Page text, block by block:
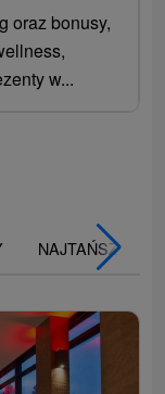
oraz bonusy,
w...
NAJTAŃSZE